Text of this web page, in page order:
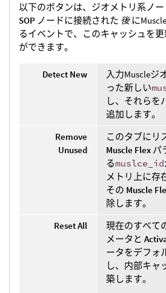
以下のボタンは、ジオメトリ系ノ
SOP ノードに接続された 後に
るイベントで、このキャッシュを
ができます。
Detect New
入力Muscleジ
った新しい
し、それらを
追加します。
Remove
Unused
このタブにリ
Muscle Flex パ
るmuslce_id
メトリ上に存
その Muscle
除します。
Reset All
現在のすべて
メータと
ータをデフォ
し、内部キャ
築します。